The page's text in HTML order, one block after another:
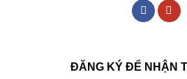
ĐĂNG KÝ ĐỂ NHẬN